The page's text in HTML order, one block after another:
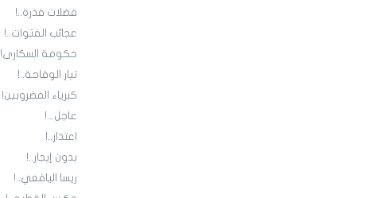
فضلات قذرة..!
عجائب الفتوات..!
حكومة السكارى!
تيار الوقاحة..!
كبرياء المضروبين!
عاجل...!
اعتذار..!
بدون إيجار..!
ريسا اليافعي..!